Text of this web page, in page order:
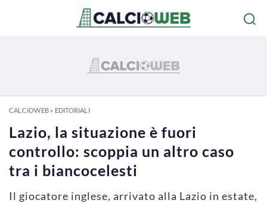
CALCIOWEB» EDITORIALI
Lazio, la situazione è fuori
controllo: scoppia un altro caso
tra i biancocelesti
Il giocatore inglese, arrivato alla Lazio in estate,